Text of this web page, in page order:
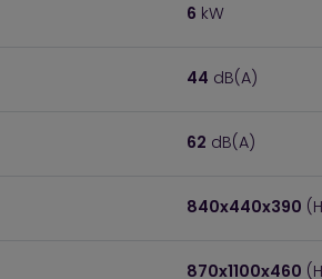
6 kW
44 dB(A)
62 dB(A)
840x440x390
870x1100x460